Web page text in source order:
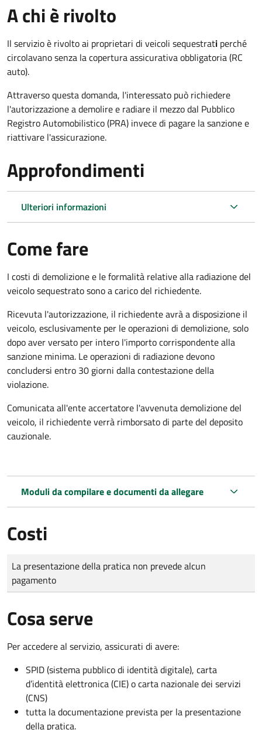
A chi è rivolto
Il servizio è rivolto ai proprietari di veicoli sequestrati perché
circolavano senza la copertura assicurativa obbligatoria (RC
auto).
Attraverso questa domanda, l'interessato può richiedere
l'autorizzazione a demolire e radiare il mezzo dal Pubblico
Registro Automobilistico (PRA) invece di pagare la sanzione e
riattivare l'assicurazione.
Approfondimenti
Ulteriori informazioni
Come fare
I costi di demolizione e le formalità relative alla radiazione del
veicolo sequestrato sono a carico del richiedente.
Ricevuta l'autorizzazione, il richiedente avrà a disposizione il
veicolo, esclusivamente per le operazioni di demolizione, solo
dopo aver versato per intero l'importo corrispondente alla
sanzione minima. Le operazioni di radiazione devono
concludersi entro 30 giorni dalla contestazione della
violazione.
Comunicata all'ente accertatore l'avvenuta demolizione del
veicolo, il richiedente verrà rimborsato di parte del deposito
cauzionale.
Moduli da compilare e documenti da allegare
Costi
Tipo di pagamento
Importo
La presentazione della pratica non prevede alcun
pagamento
Cosa serve
Per accedere al servizio, assicurati di avere:
SPID (sistema pubblico di identità digitale), carta
d’identità elettronica (CIE) o carta nazionale dei servizi
(CNS)
tutta la documentazione prevista per la presentazione
della pratica.